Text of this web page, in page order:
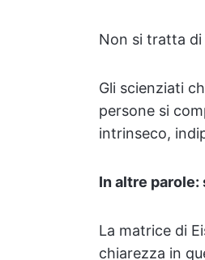
Non si tratta di
Gli scienziati
persone si
intrinseco,
In altre
La matrice di
chiarezza in